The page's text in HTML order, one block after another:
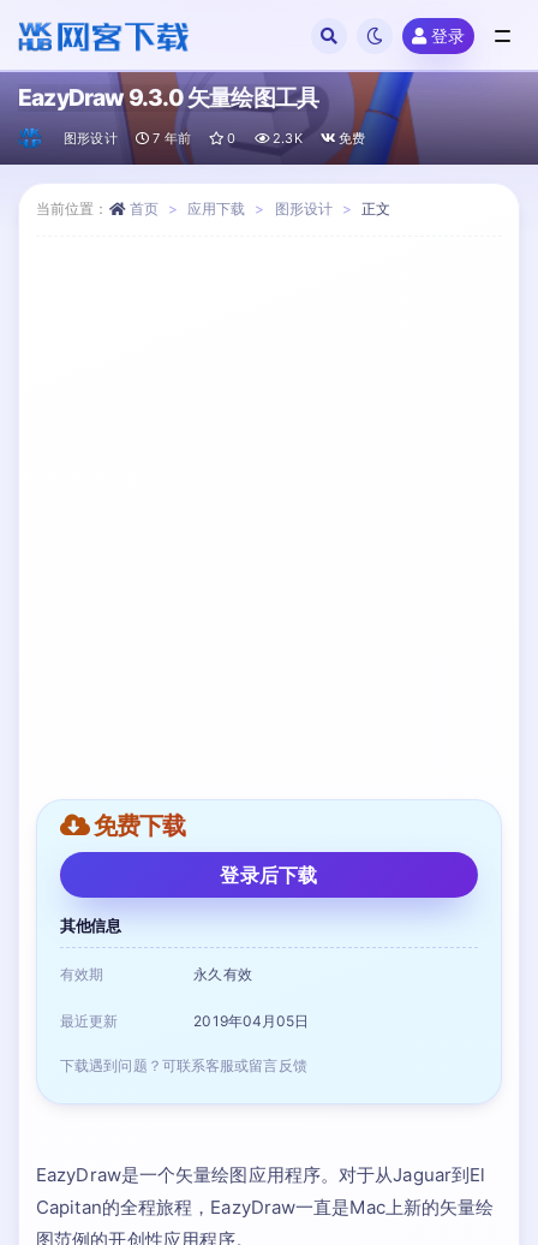
登录
EazyDraw 9.3.0 矢量绘图工具
图形设计 7 年前 0 2.3K 免费
当前位置： 首页 应用下载 图形设计 正文
免费下载
登录后下载
其他信息
有效期 永久有效
最近更新 2019年04月05日
下载遇到问题？可联系客服或留言反馈
EazyDraw是一个矢量绘图应用程序。对于从Jaguar到El
Capitan的全程旅程，EazyDraw一直是Mac上新的矢量绘
图范例的开创性应用程序。
全部